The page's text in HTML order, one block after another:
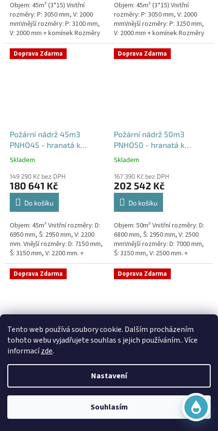
Tento web používá soubory cookie. Dalším procházením
tohoto webu vyjadřujete souhlas s jejich používáním.. Více
informacízde.
Nastavení
Souhlasím
Objem: 45m³ (3*15) Vnitřní
rozměry: P: 3050 mm, V: 2000
mmVnější rozměry: P: 3100 mm,
V: 2000 mm + komínek Rozměry
nádrže možno jakkoliv upravit -
vyrobíme nádrž na...
Objem: 45m³ (3*15) Vnitřní
rozměry: P: 3050 mm, V: 2000
mmVnější rozměry: P: 3250 mm,
V: 2000 mm + komínek Rozměry
nádrže možno jakkoliv upravit -
vyrobíme nádrž na...
Doprava Zdarma
Požární nádrž 45m3
PNHO45 - hranatá k
obetonování
Průměrné
produktu
je
5,0
hvězdiček.
Skladem
149 290 Kč bez DPH
180 641 Kč
Do košíku
Objem: 45m³ Vnitřní rozměry: D:
6950 mm, Š: 2950 mm, V: 2200
mm. Vnější rozměry: D: 7150 mm,
Š: 3150 mm, V: 2200 mm. +
komínek Běžná doba dodání 2-3
týdny od objednávky....
Doprava Zdarma
Požární nádrž 50m3
PNHO50 - hranatá k
obetonování
Průměrné
produktu
je
5,0
hvězdiček.
Skladem
167 390 Kč bez DPH
202 542 Kč
Do košíku
Objem: 50m³ Vnitřní rozměry: D:
6800 mm, Š: 2950 mm, V: 2500
mmVnější rozměry: D: 7000 mm,
Š: 3150 mm, V: 2500 mm. +
komínek Běžná doba dodání 2-3
týdny od objednávky. Rozměry...
Doprava Zdarma
Sací šachta samonosná
hodnocení
5,0
20 790 Kč bez DPH
Doprava Zdarma
Skladem
15 390 Kč bez DPH
Online
Začít konverzaci